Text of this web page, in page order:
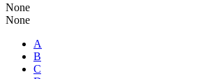
None
None
A
B
C